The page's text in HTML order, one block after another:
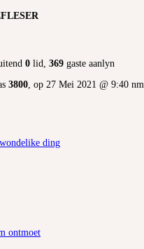
0 lid, 369 gaste aanlyn
3800 , op 27 Mei 2021 @ 9:40 nm
ding
ontmoet